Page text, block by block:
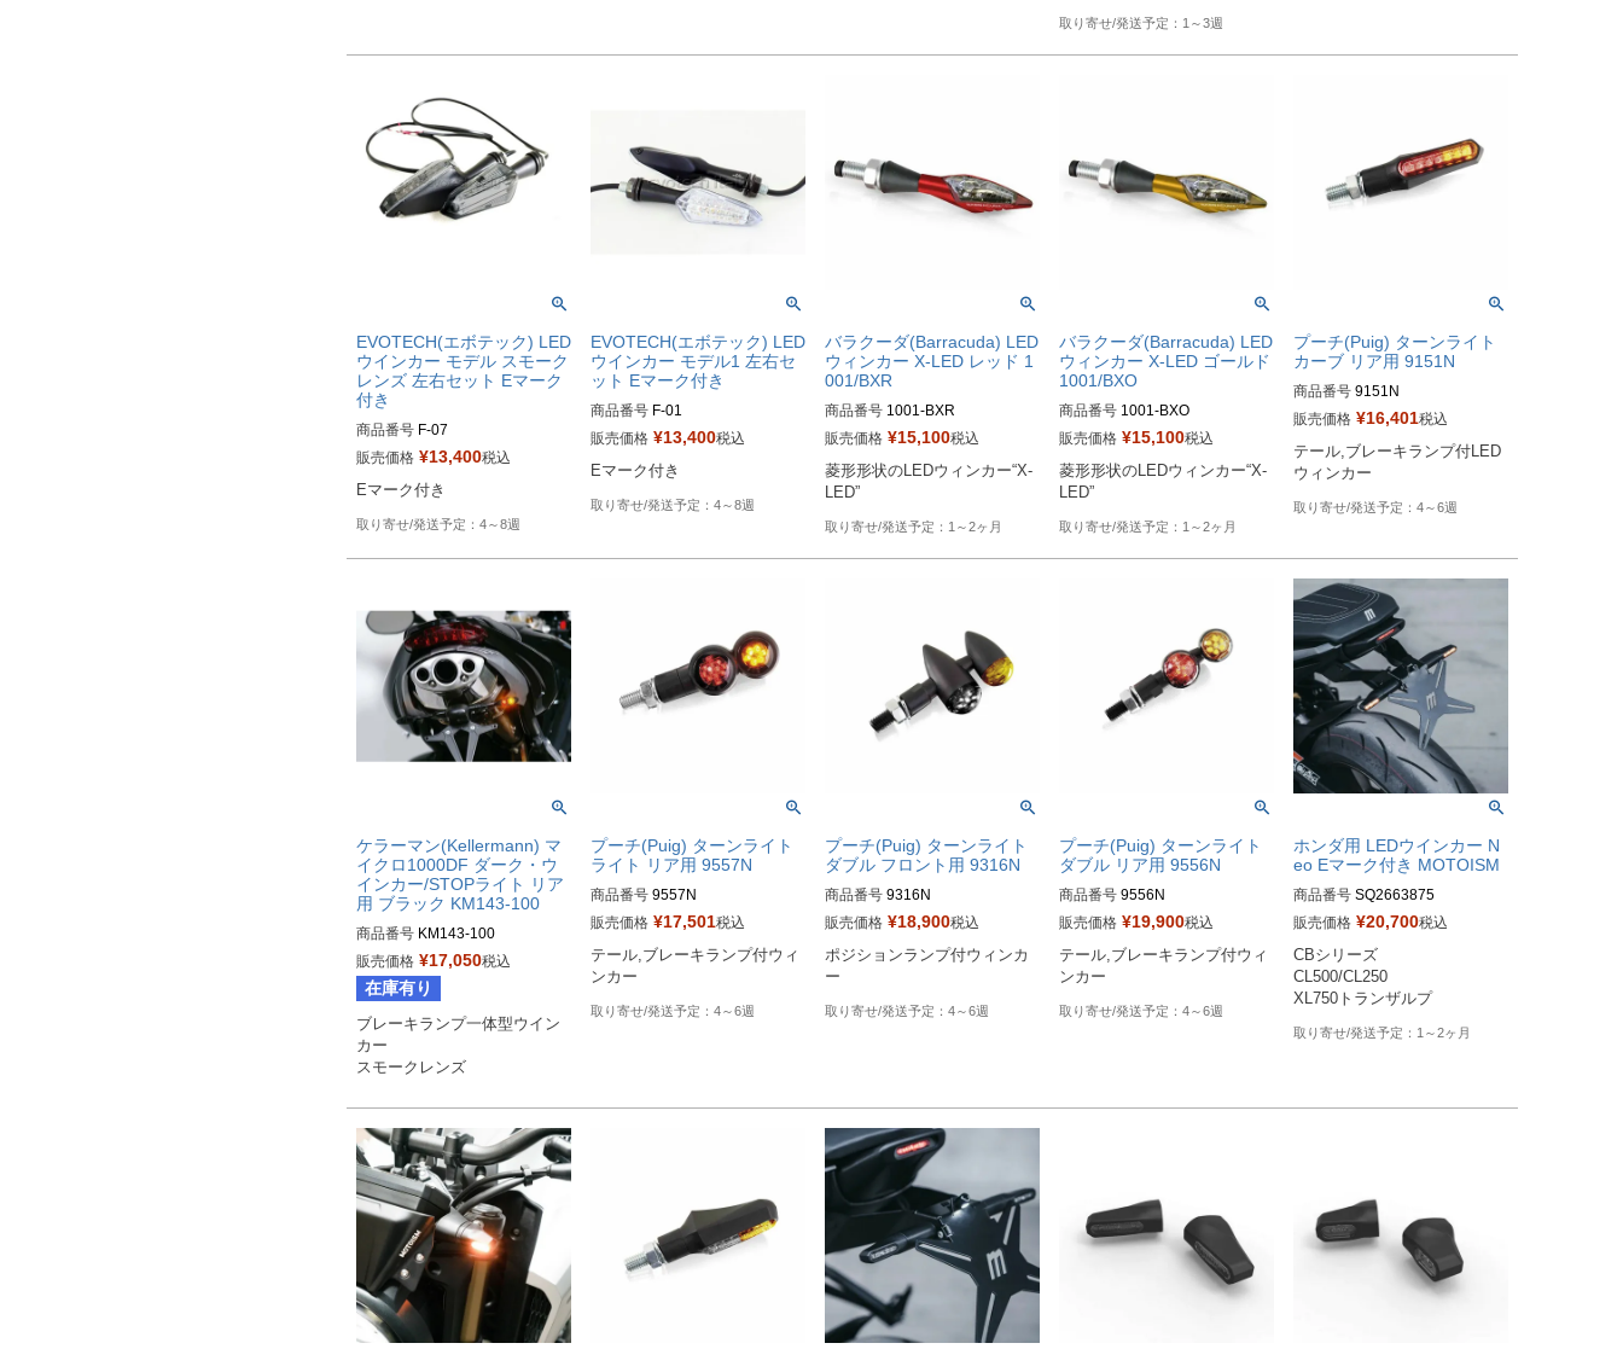
1～3週
EVOTECH(エボテック) LED
ウインカー モデル スモーク
レンズ 左右セット Eマーク
付き
商品番号 F-07
販売価格 ¥13,400税込
Eマーク付き
4～8週
EVOTECH(エボテック) LED
ウインカー モデル1 左右セ
ット Eマーク付き
商品番号 F-01
販売価格 ¥13,400税込
Eマーク付き
4～8週
バラクーダ(Barracuda) LED
ウィンカー X-LED レッド 1
001/BXR
商品番号 1001-BXR
販売価格 ¥15,100税込
菱形形状のLEDウィンカー“X-
LED”
1～2ヶ月
バラクーダ(Barracuda) LED
ウィンカー X-LED ゴールド
1001/BXO
商品番号 1001-BXO
販売価格 ¥15,100税込
菱形形状のLEDウィンカー“X-
LED”
1～2ヶ月
プーチ(Puig) ターンライト
カーブ リア用 9151N
商品番号 9151N
販売価格 ¥16,401税込
テール,ブレーキランプ付LED
ウィンカー
4～6週
ケラーマン(Kellermann) マ
イクロ1000DF ダーク・ウ
インカー/STOPライト リア
用 ブラック KM143-100
商品番号 KM143-100
販売価格 ¥17,050税込
在庫有り
ブレーキランプ一体型ウイン
カー
スモークレンズ
プーチ(Puig) ターンライト
ライト リア用 9557N
商品番号 9557N
販売価格 ¥17,501税込
テール,ブレーキランプ付ウィ
ンカー
4～6週
プーチ(Puig) ターンライト
ダブル フロント用 9316N
商品番号 9316N
販売価格 ¥18,900税込
ポジションランプ付ウィンカ
ー
4～6週
プーチ(Puig) ターンライト
ダブル リア用 9556N
商品番号 9556N
販売価格 ¥19,900税込
テール,ブレーキランプ付ウィ
ンカー
4～6週
ホンダ用 LEDウインカー N
eo Eマーク付き MOTOISM
商品番号
販売価格 ¥20,700税込
CBシリーズ
CL500/CL250
1～2ヶ月